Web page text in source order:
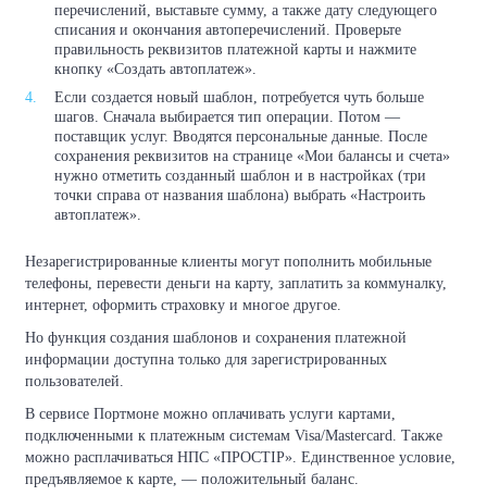
перечислений, выставьте сумму, а также дату следующего
списания и окончания автоперечислений. Проверьте
правильность реквизитов платежной карты и нажмите
кнопку «Создать автоплатеж».
Если создается новый шаблон, потребуется чуть больше
шагов. Сначала выбирается тип операции. Потом —
поставщик услуг. Вводятся персональные данные. После
сохранения реквизитов на странице «Мои балансы и счета»
нужно отметить созданный шаблон и в настройках (три
точки справа от названия шаблона) выбрать «Настроить
автоплатеж».
Незарегистрированные клиенты могут пополнить мобильные
телефоны, перевести деньги на карту, заплатить за коммуналку,
интернет, оформить страховку и многое другое.
Но функция создания шаблонов и сохранения платежной
информации доступна только для зарегистрированных
пользователей.
В сервисе Портмоне можно оплачивать услуги картами,
подключенными к платежным системам Visa/Mastercard. Также
можно расплачиваться НПС «ПРОСТІР». Единственное условие,
предъявляемое к карте, — положительный баланс.